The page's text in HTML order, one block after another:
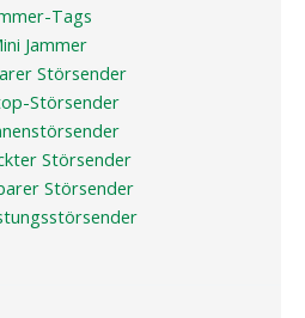
Tags
Jammer
Störsender
Störsender
Störsender
Störsender